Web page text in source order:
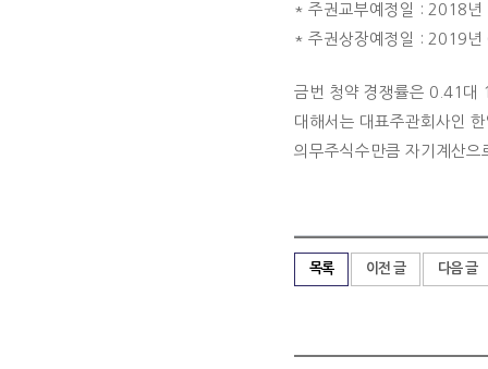
* 주권교부예정일 : 2018
* 주권상장예정일 : 2019
금번 청약 경쟁률은 0.41대
대해서는 대표주관회사인
의무주식수만큼 자기계산으
목록 이전 글 다음 글